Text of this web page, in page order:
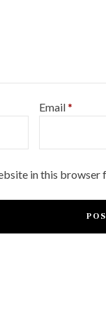
Email*
in this